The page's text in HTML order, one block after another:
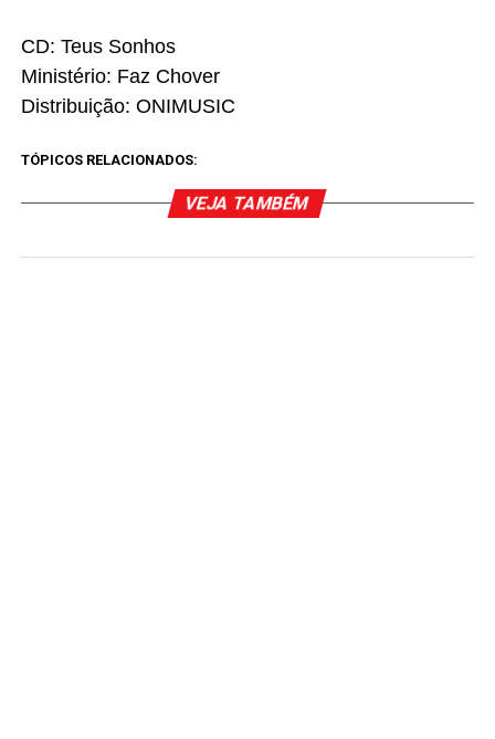
CD: Teus Sonhos
Ministério: Faz Chover
Distribuição: ONIMUSIC
TÓPICOS RELACIONADOS:
VEJA TAMBÉM